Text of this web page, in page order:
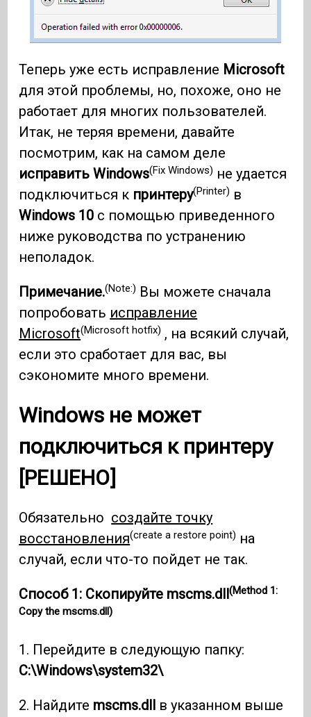
Теперь уже есть исправление Microsoft
для этой проблемы, но, похоже, оно не
работает для многих пользователей.
Итак, не теряя времени, давайте
посмотрим, как на самом деле
исправить Windows(Fix Windows) не удается
подключиться к принтеру(Printer) в
Windows 10 с помощью приведенного
ниже руководства по устранению
неполадок.
Примечание.(Note:) Вы можете сначала
попробовать исправление
Microsoft(Microsoft hotfix) , на всякий случай,
если это сработает для вас, вы
сэкономите много времени.
Windows не может
подключиться к принтеру
[РЕШЕНО]
Обязательно создайте точку
восстановления(create a restore point) на
случай, если что-то пойдет не так.
Способ 1: Скопируйте mscms.dll(Method 1:
Copy the mscms.dll)
1. Перейдите в следующую папку:
C:\Windows\system32\
2. Найдите mscms.dll в указанном выше